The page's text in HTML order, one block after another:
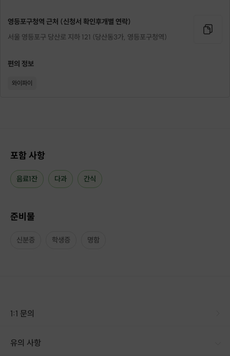
영등포구청역 근처 (신청서 확인후개별 연락)
서울 영등포구 당산로 지하 121 (당산동3가, 영등포구청역)
편의 정보
와이파이
포함 사항
음료1잔 다과 간식
준비물
신분증 학생증 명함
1:1 문의
유의 사항